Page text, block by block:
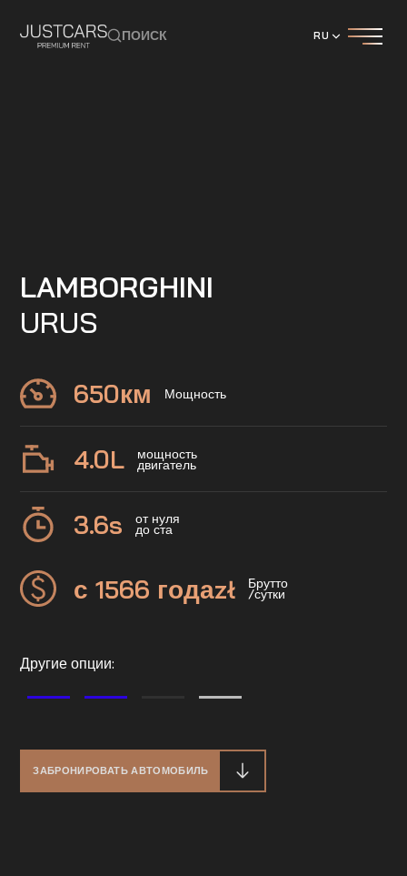
ПОИСК RU
LAMBORGHINI
URUS
650км Мощность
4.0L мощность
двигатель
3.6s от нуля
до ста
с 1566 годаzł Брутто
/сутки
Другие опции:
ЗАБРОНИРОВАТЬ АВТОМОБИЛЬ